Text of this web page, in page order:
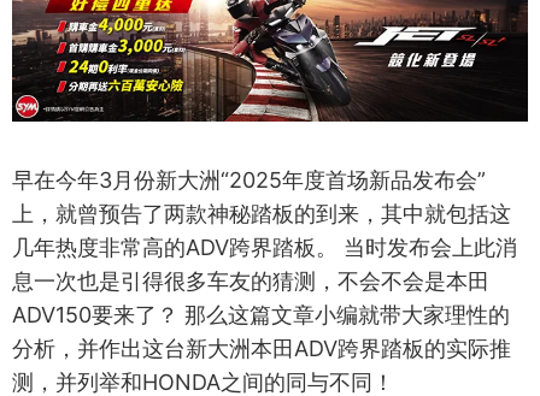
早在今年3月份新大洲“2025年度首场新品发布会”
上，就曾预告了两款神秘踏板的到来，其中就包括这
几年热度非常高的ADV跨界踏板。 当时发布会上此消
息一次也是引得很多车友的猜测，不会不会是本田
ADV150要来了？ 那么这篇文章小编就带大家理性的
分析，并作出这台新大洲本田ADV跨界踏板的实际推
测，并列举和HONDA之间的同与不同！